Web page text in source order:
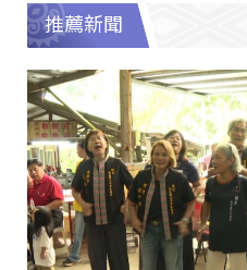
推薦新聞